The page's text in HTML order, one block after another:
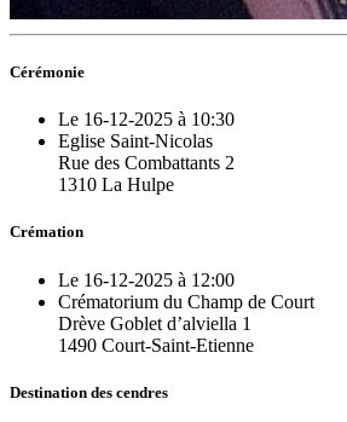
Cérémonie
Le 16-12-2025 à 10:30
Eglise Saint-Nicolas
Rue des Combattants 2
1310 La Hulpe
Crémation
Le 16-12-2025 à 12:00
Crématorium du Champ de Court
Drève Goblet d’alviella 1
1490 Court-Saint-Etienne
Destination des cendres